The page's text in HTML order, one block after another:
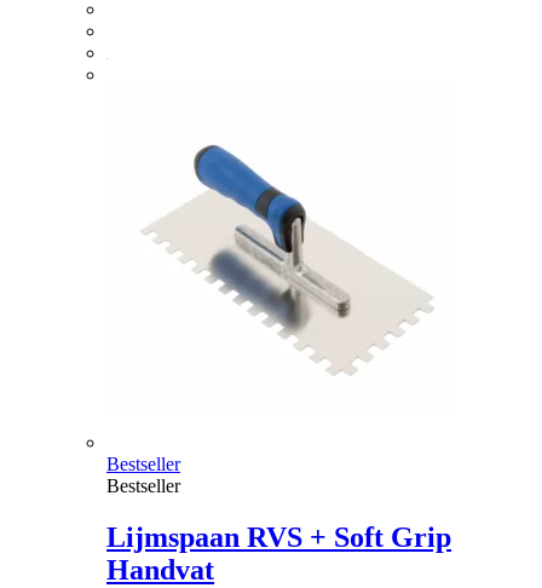
Bestseller
Bestseller
Lijmspaan RVS + Soft Grip
Handvat